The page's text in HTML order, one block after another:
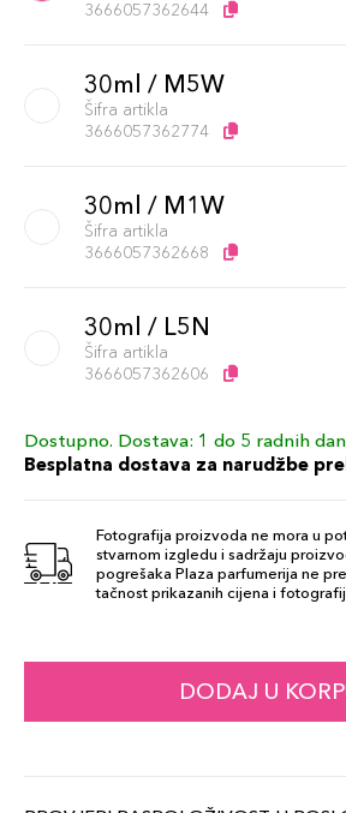
3666057362644
30ml / M5W
Šifra artikla
3666057362774
30ml / M1W
Šifra artikla
3666057362668
30ml / L5N
Šifra artikla
3666057362606
30ml / L5W
Šifra artikla
30ml / M3N
Šifra artikla
30ml / L4C
Dostupno. Dostava: 1 do 5 radnih
Besplatna dostava za narudžbe
Fotografija proizvoda ne mora u
stvarnom izgledu i sadržaju
pogrešaka Plaza parfumerija ne
tačnost prikazanih cijena i
DODAJ U